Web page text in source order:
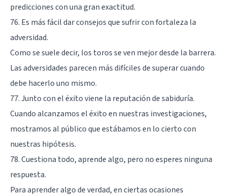
predicciones con una gran exactitud.
76. Es más fácil dar consejos que sufrir con fortaleza la
adversidad.
Como se suele decir, los toros se ven mejor desde la barrera.
Las adversidades parecen más difíciles de superar cuando
debe hacerlo uno mismo.
77. Junto con el éxito viene la reputación de sabiduría.
Cuando alcanzamos el éxito en nuestras investigaciones,
mostramos al público que estábamos en lo cierto con
nuestras hipótesis.
78. Cuestiona todo, aprende algo, pero no esperes ninguna
respuesta.
Para aprender algo de verdad, en ciertas ocasiones